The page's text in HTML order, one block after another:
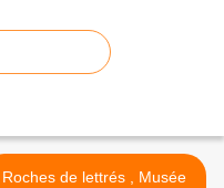
Roches de lettrés , Musée